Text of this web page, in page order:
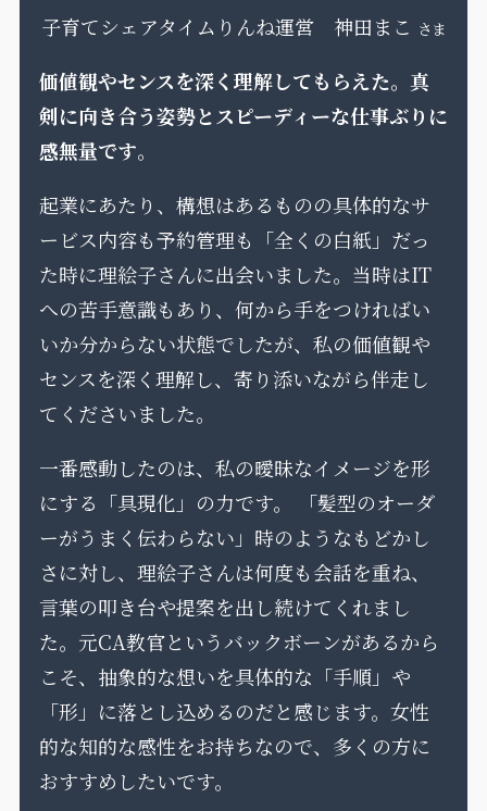
子育てシェアタイムりんね運営 神田まこ さま
価値観やセンスを深く理解してもらえた。真
剣に向き合う姿勢とスピーディーな仕事ぶりに
感無量です。
起業にあたり、構想はあるものの具体的なサ
ービス内容も予約管理も「全くの白紙」だっ
た時に理絵子さんに出会いました。当時はIT
への苦手意識もあり、何から手をつければい
いか分からない状態でしたが、私の価値観や
センスを深く理解し、寄り添いながら伴走し
てくださいました。
一番感動したのは、私の曖昧なイメージを形
にする「具現化」の力です。 「髪型のオーダ
ーがうまく伝わらない」時のようなもどかし
さに対し、理絵子さんは何度も会話を重ね、
言葉の叩き台や提案を出し続けてくれまし
た。元CA教官というバックボーンがあるから
こそ、抽象的な想いを具体的な「手順」や
「形」に落とし込めるのだと感じます。女性
的な知的な感性をお持ちなので、多くの方に
おすすめしたいです。